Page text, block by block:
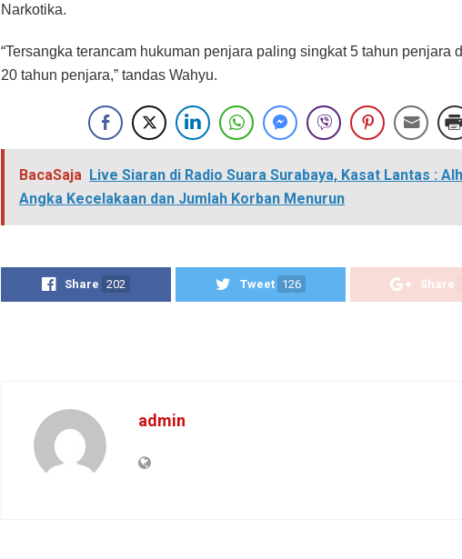
Narkotika.
“Tersangka terancam hukuman penjara paling singkat 5 tahun penjara
20 tahun penjara,” tandas Wahyu.
BacaSaja Live Siaran di Radio Suara Surabaya, Kasat Lantas :
Angka Kecelakaan dan Jumlah Korban Menurun
Share 202 Tweet 126 Share
admin